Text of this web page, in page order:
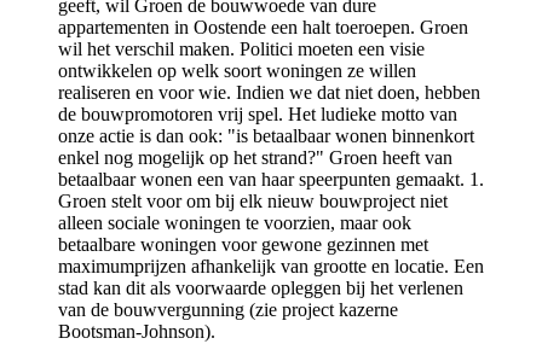
geeft, wil Groen de bouwwoede van dure
appartementen in Oostende een halt toeroepen. Groen
wil het verschil maken. Politici moeten een visie
ontwikkelen op welk soort woningen ze willen
realiseren en voor wie. Indien we dat niet doen, hebben
de bouwpromotoren vrij spel. Het ludieke motto van
onze actie is dan ook: "is betaalbaar wonen binnenkort
enkel nog mogelijk op het strand?" Groen heeft van
betaalbaar wonen een van haar speerpunten gemaakt. 1.
Groen stelt voor om bij elk nieuw bouwproject niet
alleen sociale woningen te voorzien, maar ook
betaalbare woningen voor gewone gezinnen met
maximumprijzen afhankelijk van grootte en locatie. Een
stad kan dit als voorwaarde opleggen bij het verlenen
van de bouwvergunning (zie project kazerne
Bootsman-Johnson).